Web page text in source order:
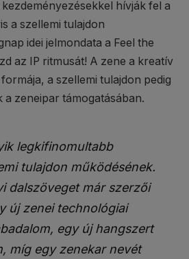
hívják fel a
a szellemi tulajdon
idei jelmondata a Feel the
az IP ritmusát! A zene a kreatív
a szellemi tulajdon pedig
a zeneipar támogatásában.
legkifinomultabb
tulajdon működésének.
dalszöveget már szerzői
új zenei technológiai
egy új hangszert
míg egy zenekar nevét